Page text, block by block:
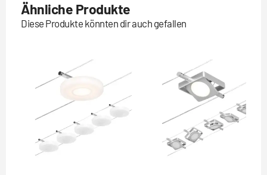
Ähnliche Produkte
Diese Produkte könnten dir auch gefallen